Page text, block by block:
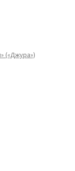
(«Джура»)